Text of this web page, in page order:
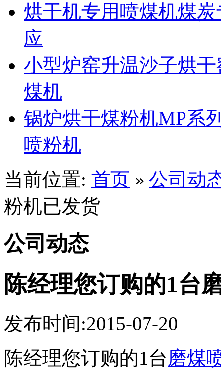
烘干机专用喷煤机煤
应
小型炉窑升温沙子烘
煤机
锅炉烘干煤粉机MP系
喷粉机
当前位置: 首页 » 公司动
粉机已发货
公司动态
陈经理您订购的1台
发布时间:2015-07-20
陈经理您订购的1台磨煤